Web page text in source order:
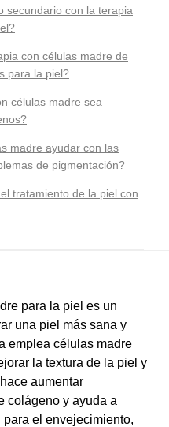
para la piel es un
una piel más sana y
emplea células madre
la textura de la piel y
aumentar
colágeno y ayuda a
el envejecimiento,
secundario con la terapia
con células madre de
para la piel?
células madre sea
madre ayudar con las
de pigmentación?
tratamiento de la piel con